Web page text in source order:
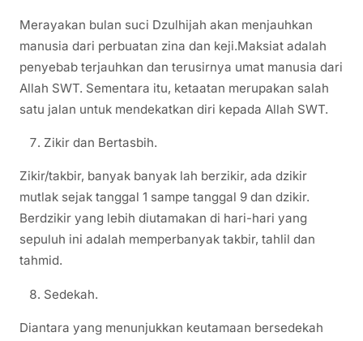
Merayakan bulan suci Dzulhijah akan menjauhkan
manusia dari perbuatan zina dan keji.Maksiat adalah
penyebab terjauhkan dan terusirnya umat manusia dari
Allah SWT. Sementara itu, ketaatan merupakan salah
satu jalan untuk mendekatkan diri kepada Allah SWT.
Zikir dan Bertasbih.
Zikir/takbir, banyak banyak lah berzikir, ada dzikir
mutlak sejak tanggal 1 sampe tanggal 9 dan dzikir.
Berdzikir yang lebih diutamakan di hari-hari yang
sepuluh ini adalah memperbanyak takbir, tahlil dan
tahmid.
Sedekah.
Diantara yang menunjukkan keutamaan bersedekah